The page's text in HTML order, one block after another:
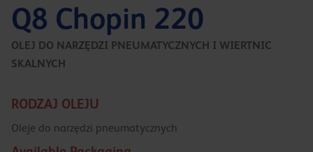
Q8 Chopin 220
OLEJ DO NARZĘDZI PNEUMATYCZNYCH I WIERTNIC
SKALNYCH
RODZAJ OLEJU
Oleje do narzędzi pneumatycznych